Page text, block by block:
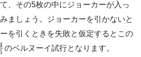
、その5枚の中にジョーカーが入っ
ましょう。ジョーカーを引かないと
を引くときを失敗と仮定するとこの
のベルヌーイ試行となります。